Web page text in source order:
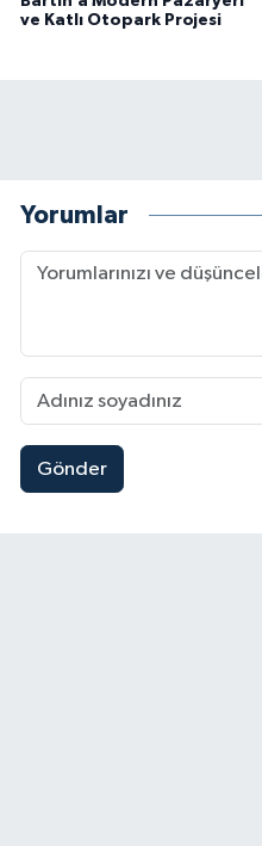
ve Katlı Otopark Projesi
Yorumlar
Gönder